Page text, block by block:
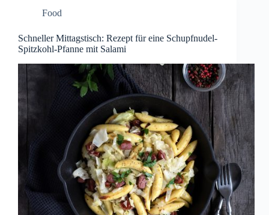
Food
Schneller Mittagstisch: Rezept für eine Schupfnudel-
Spitzkohl-Pfanne mit Salami